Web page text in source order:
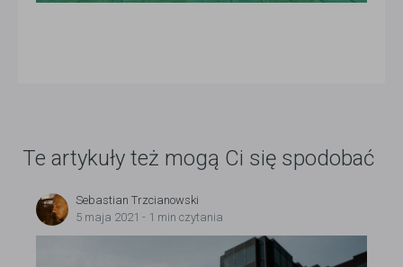
Te artykuły też mogą Ci się spodobać
Sebastian Trzcianowski
5 maja 2021 - 1 min czytania